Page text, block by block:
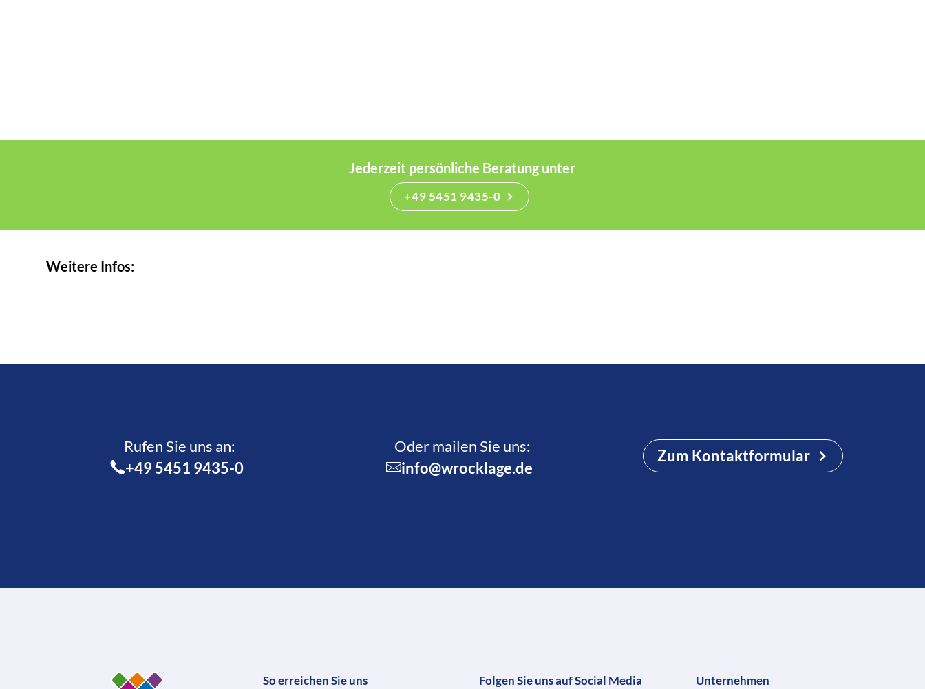
Jederzeit persönliche Beratung unter
+49 5451 9435-0
Weitere Infos:
Rufen Sie uns an:­
+49 5451 9435-0
Oder mailen Sie uns:
info@wrocklage.de
Zum Kontaktformular
So erreichen Sie uns Folgen Sie uns auf Social Media Unternehmen